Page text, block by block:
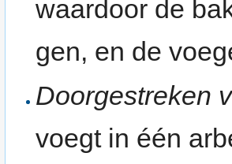
waardoor de
gen, en de
Doorgestreken
voegt in één